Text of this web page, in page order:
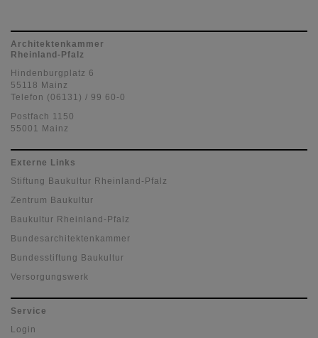
Architektenkammer
Rheinland-Pfalz
Hindenburgplatz 6
55118 Mainz
Telefon (06131) / 99 60-0
Postfach 1150
55001 Mainz
Externe Links
Stiftung Baukultur Rheinland-Pfalz
Zentrum Baukultur
Baukultur Rheinland-Pfalz
Bundesarchitektenkammer
Bundesstiftung Baukultur
Versorgungswerk
Service
Login